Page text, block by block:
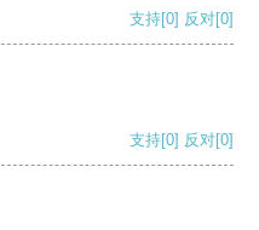
支持[0] 反对[0]
支持[0] 反对[0]